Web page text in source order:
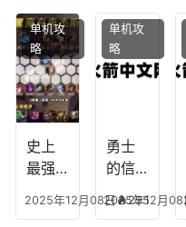
凡，
梦幻
十二
生肖
攻
略，
魔兽
世界
史上
最强
2025年12月08日 295
单机攻
略
勇士
的信
物技
2025年12月08
单机攻
略